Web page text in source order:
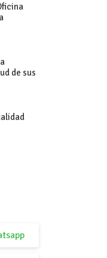
de sus